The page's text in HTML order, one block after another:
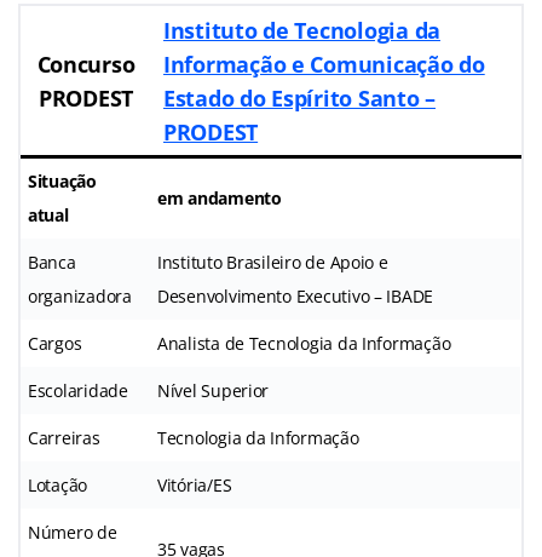
Concurso
PRODEST
Instituto de Tecnologia da
Informação e Comunicação do
Estado do Espírito Santo –
PRODEST
Situação
atual
em andamento
Banca
organizadora
Instituto Brasileiro de Apoio e
Desenvolvimento Executivo – IBADE
Cargos Analista de Tecnologia da Informação
Escolaridade Nível Superior
Carreiras Tecnologia da Informação
Lotação Vitória/ES
Número de
35 vagas